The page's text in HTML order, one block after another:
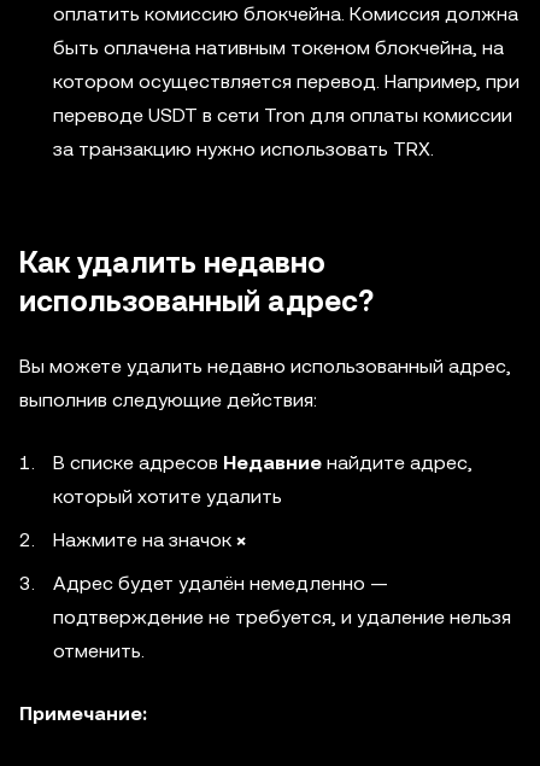
оплатить комиссию блокчейна. Комиссия должна
быть оплачена нативным токеном блокчейна, на
котором осуществляется перевод. Например, при
переводе USDT в сети Tron для оплаты комиссии
за транзакцию нужно использовать TRX.
Как удалить недавно
использованный адрес?
Вы можете удалить недавно использованный адрес,
выполнив следующие действия:
В списке адресов Недавние найдите адрес,
который хотите удалить
Нажмите на значок ×
Адрес будет удалён немедленно —
подтверждение не требуется, и удаление нельзя
отменить.
Примечание: